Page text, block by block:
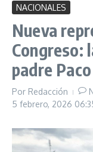
NACIONALES
Nueva
Congreso:
padre
Por Redacción
5 febrero, 2026